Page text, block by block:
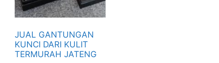
JUAL GANTUNGAN
KUNCI DARI KULIT
TERMURAH JATENG